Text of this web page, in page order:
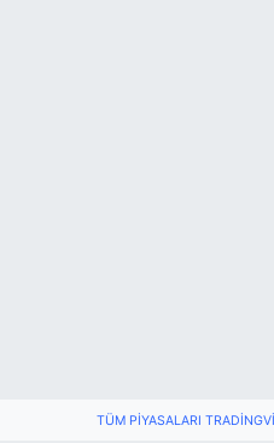
TÜM PIYASALARI